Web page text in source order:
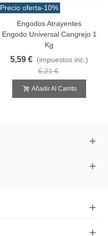
Precio oferta-10%
Engodos Atrayentes
Engodo Universal Cangrejo 1
Kg
5,59 € (impuestos inc.)
6,21 €
Añadir Al Carrito